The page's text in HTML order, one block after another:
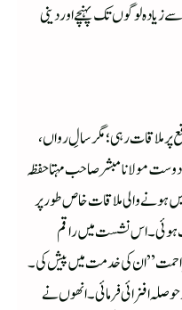
زیادہ لوگوں تک پہنچے اور دینی
ملاقات رہی؛ مگر سالِ رواں،
دوست مولانا مبشر صاحب مہتا حفظہ
ہونے والی ملاقات خاص طور پر
ہوئی۔ اس نشست میں راقم
ان کی خدمت میں پیش کی۔
حوصلہ افزائی فرمائی۔ انھوں نے